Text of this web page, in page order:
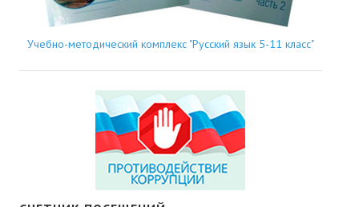
Учебно-методический комплекс "Русский язык 5-11 класс"